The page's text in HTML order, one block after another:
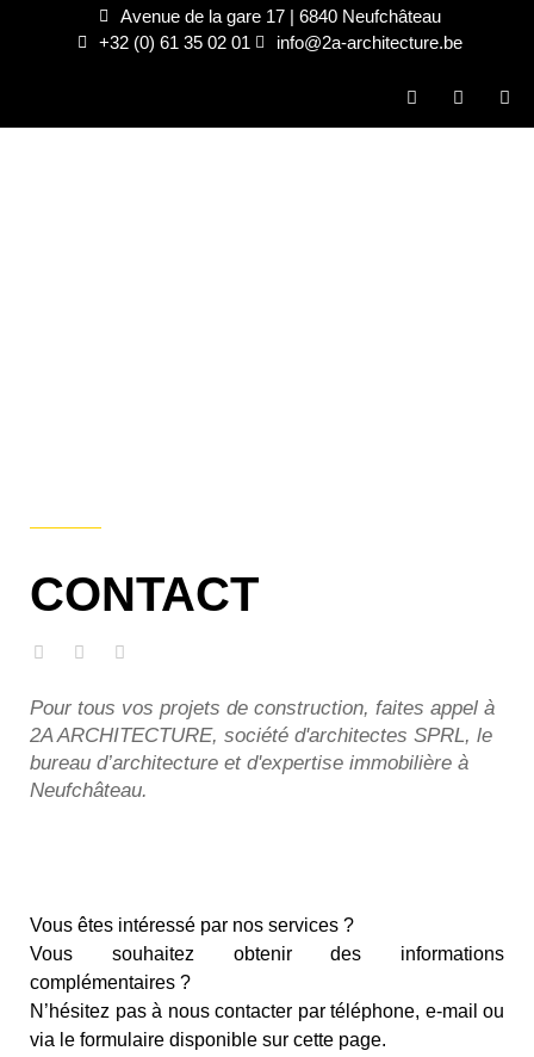
Avenue de la gare 17 | 6840 Neufchâteau
+32 (0) 61 35 02 01
info@2a-architecture.be
CONTACT
Pour tous vos projets de construction, faites appel à
2A ARCHITECTURE, société d'architectes SPRL, le
bureau d’architecture et d'expertise immobilière à
Neufchâteau.
Vous êtes intéressé par nos services ?
Vous souhaitez obtenir des informations
complémentaires ?
N’hésitez pas à nous contacter par téléphone, e-mail ou
via le formulaire disponible sur cette page.